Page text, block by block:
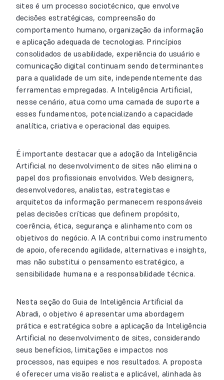
sites é um processo sociotécnico, que envolve
decisões estratégicas, compreensão do
comportamento humano, organização da informação
e aplicação adequada de tecnologias. Princípios
consolidados de usabilidade, experiência do usuário e
comunicação digital continuam sendo determinantes
para a qualidade de um site, independentemente das
ferramentas empregadas. A Inteligência Artificial,
nesse cenário, atua como uma camada de suporte a
esses fundamentos, potencializando a capacidade
analítica, criativa e operacional das equipes.
É importante destacar que a adoção da Inteligência
Artificial no desenvolvimento de sites não elimina o
papel dos profissionais envolvidos. Web designers,
desenvolvedores, analistas, estrategistas e
arquitetos da informação permanecem responsáveis
pelas decisões críticas que definem propósito,
coerência, ética, segurança e alinhamento com os
objetivos do negócio. A IA contribui como instrumento
de apoio, oferecendo agilidade, alternativas e insights,
mas não substitui o pensamento estratégico, a
sensibilidade humana e a responsabilidade técnica.
Nesta seção do Guia de Inteligência Artificial da
Abradi, o objetivo é apresentar uma abordagem
prática e estratégica sobre a aplicação da Inteligência
Artificial no desenvolvimento de sites, considerando
seus benefícios, limitações e impactos nos
processos, nas equipes e nos resultados. A proposta
é oferecer uma visão realista e aplicável, alinhada às